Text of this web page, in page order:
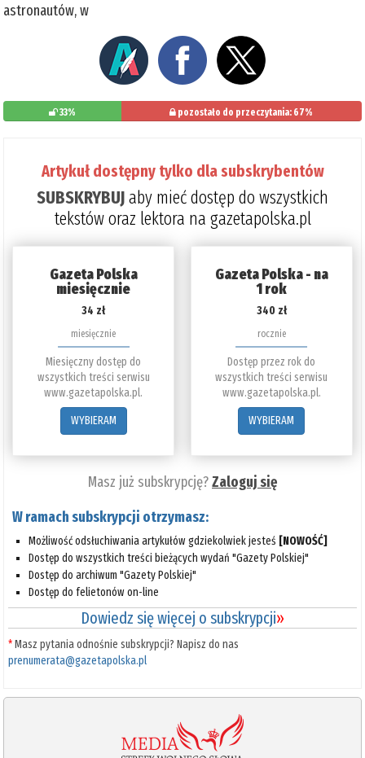
astronautów, w
33% pozostało do przeczytania: 67%
Artykuł dostępny tylko dla subskrybentów
SUBSKRYBUJaby mieć dostęp do wszystkich
tekstów oraz lektora na gazetapolska.pl
Gazeta Polska
miesięcznie
34 zł
miesięcznie
Miesięczny dostęp do
wszystkich treści serwisu
www.gazetapolska.pl.
WYBIERAM
Gazeta Polska - na
1 rok
340 zł
rocznie
Dostęp przez rok do
wszystkich treści serwisu
www.gazetapolska.pl.
WYBIERAM
Masz już subskrypcję?Zaloguj się
W ramach subskrypcji otrzymasz:
Możliwość odsłuchiwania artykułów gdziekolwiek jesteś [NOWOŚĆ]
Dostęp do wszystkich treści bieżących wydań "Gazety Polskiej"
Dostęp do archiwum "Gazety Polskiej"
Dostęp do felietonów on-line
Dowiedz się więcej o subskrypcji»
*Masz pytania odnośnie subskrypcji? Napisz do nas
prenumerata@gazetapolska.pl